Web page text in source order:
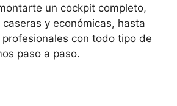
un cockpit completo,
y económicas, hasta
con todo tipo de
paso a paso.